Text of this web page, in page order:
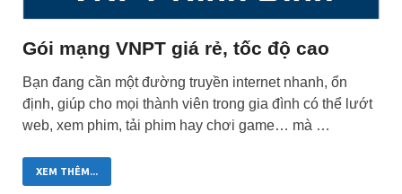
Gói mạng VNPT giá rẻ, tốc độ cao
Bạn đang cần một đường truyền internet nhanh, ổn
định, giúp cho mọi thành viên trong gia đình có thể lướt
web, xem phim, tải phim hay chơi game… mà …
XEM THÊM...